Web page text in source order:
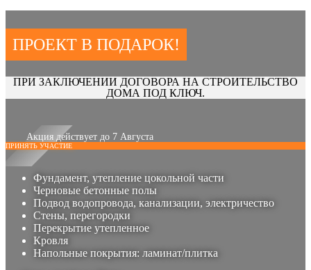
ПРОЕКТ В ПОДАРОК!
ПРИ ЗАКЛЮЧЕНИИ ДОГОВОРА НА СТРОИТЕЛЬСТВО
ДОМА ПОД КЛЮЧ.
Акция действует до 7 Августа
ПРИНЯТЬ УЧАСТИЕ
Фундамент, утепление цокольной части
Черновые бетонные полы
Подвод водопровода, канализации, электричество
Стены, перегородки
Перекрытие утепленное
Кровля
Напольные покрытия: ламинат/плитка